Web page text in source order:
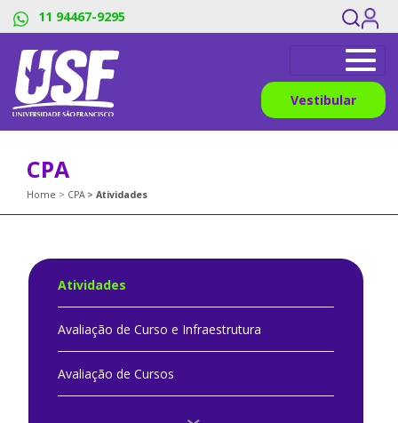
11 94467-9295
Vestibular
CPA
Home CPA Atividades
Atividades
Avaliação de Curso e Infraestrutura
Avaliação de Cursos